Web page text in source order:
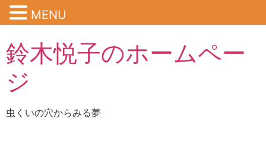
鈴木悦子のホームペー
ジ
虫くいの穴からみる夢
MENU